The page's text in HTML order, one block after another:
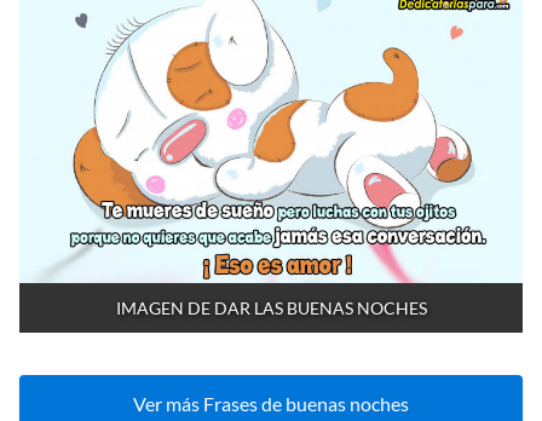
IMAGEN DE DAR LAS BUENAS NOCHES
Ver más Frases de buenas noches